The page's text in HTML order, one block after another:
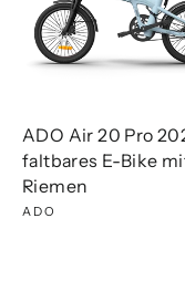
ADO Air 20 Pro
faltbares E-Bike
Riemen
ADO